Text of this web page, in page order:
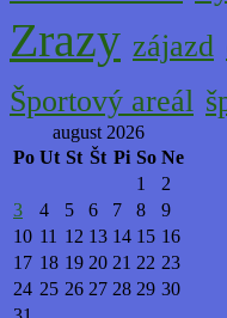
Zrazy zájazd
Športový areál
august 2026
Po Ut St Št Pi So Ne
1
2
3
4 5 6 7 8
9
10 11 12 13 14 15 16
17 18 19 20 21 22 23
24 25 26 27 28 29 30